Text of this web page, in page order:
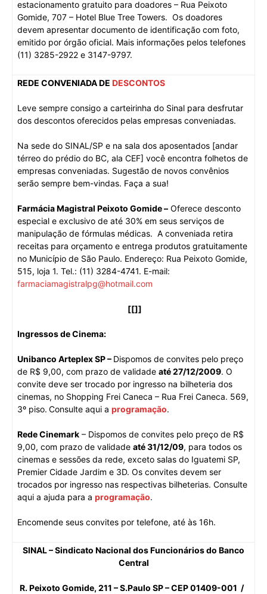
estacionamento gratuito para doadores – Rua Peixoto
Gomide, 707 – Hotel Blue Tree Towers. Os doadores
devem apresentar documento de identificação com foto,
emitido por órgão oficial. Mais informações pelos telefones
(11) 3285-2922 e 3147-9797.
REDE CONVENIADA DE DESCONTOS
Leve sempre consigo a carteirinha do Sinal para desfrutar
dos descontos oferecidos pelas empresas conveniadas.
Na sede do SINAL/SP e na sala dos aposentados [andar
térreo do prédio do BC, ala CEF] você encontra folhetos de
empresas conveniadas. Sugestão de novos convênios
serão sempre bem-vindas. Faça a sua!
Farmácia Magistral Peixoto Gomide – Oferece desconto
especial e exclusivo de até 30% em seus serviços de
manipulação de fórmulas médicas. A conveniada retira
receitas para orçamento e entrega produtos gratuitamente
no Município de São Paulo. Endereço: Rua Peixoto Gomide,
515, loja 1. Tel.: (11) 3284-4741. E-mail:
farmaciamagistralpg@hotmail.com
[[]]
Ingressos de Cinema:
Unibanco Arteplex SP – Dispomos de convites pelo preço
de R$ 9,00, com prazo de validade até 27/12/2009. O
convite deve ser trocado por ingresso na bilheteria dos
cinemas, no Shopping Frei Caneca – Rua Frei Caneca. 569,
3º piso. Consulte aqui a programação.
Rede Cinemark – Dispomos de convites pelo preço de R$
9,00, com prazo de validade até 31/12/09, para todos os
cinemas e sessões da rede, exceto salas do Iguatemi SP,
Premier Cidade Jardim e 3D. Os convites devem ser
trocados por ingresso nas respectivas bilheterias. Consulte
aqui a ajuda para a programação.
Encomende seus convites por telefone, até às 16h.
SINAL – Sindicato Nacional dos Funcionários do Banco
Central
R. Peixoto Gomide, 211 – S.Paulo SP – CEP 01409-001 /